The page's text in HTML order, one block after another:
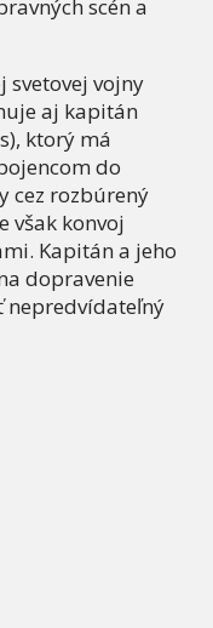
scén a
svetovej vojny
aj kapitán
ktorý má
do
cez rozbúrený
však konvoj
Kapitán a jeho
dopravenie
nepredvídateľný